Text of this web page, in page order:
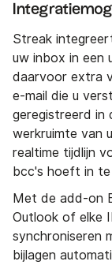
Streak
uw inbox in een
daarvoor extra
e-mail die u
geregistreerd in
werkruimte van
realtime tijdlijn
bcc's hoeft in te
Met de add-on
Outlook of elke
synchroniseren
bijlagen